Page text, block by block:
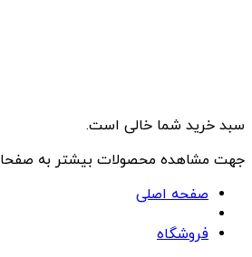
سبد خرید شما خالی است.
جهت مشاهده محصولات بیشتر به
صفحه اصلی
فروشگاه